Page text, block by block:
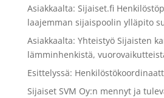
Asiakkaalta: Sijaiset.fi
laajemman sijaispoolin ylläpito
Asiakkaalta: Yhteistyö Sijaisten
lämminhenkistä,
Esittelyssä:
Sijaiset SVM Oy:n mennyt ja